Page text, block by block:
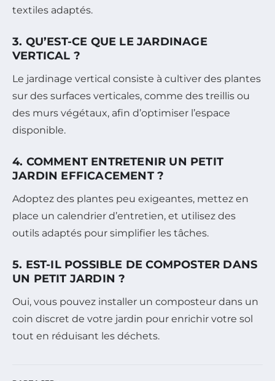
textiles adaptés.
3. QU’EST-CE QUE LE JARDINAGE
VERTICAL ?
Le jardinage vertical consiste à cultiver des plantes
sur des surfaces verticales, comme des treillis ou
des murs végétaux, afin d’optimiser l’espace
disponible.
4. COMMENT ENTRETENIR UN PETIT
JARDIN EFFICACEMENT ?
Adoptez des plantes peu exigeantes, mettez en
place un calendrier d’entretien, et utilisez des
outils adaptés pour simplifier les tâches.
5. EST-IL POSSIBLE DE COMPOSTER DANS
UN PETIT JARDIN ?
Oui, vous pouvez installer un composteur dans un
coin discret de votre jardin pour enrichir votre sol
tout en réduisant les déchets.